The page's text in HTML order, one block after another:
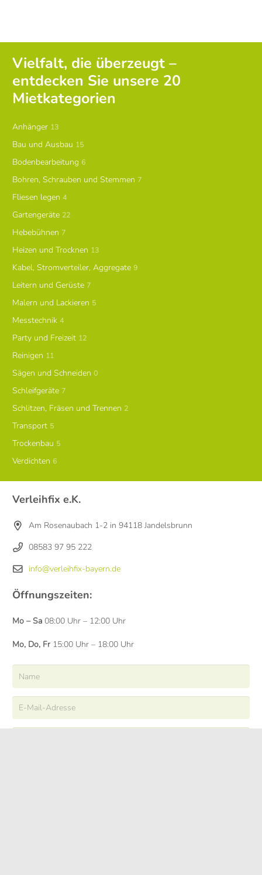
Vielfalt, die überzeugt –
entdecken Sie unsere 20
Mietkategorien
Anhänger 13
Bau und Ausbau 15
Bodenbearbeitung 6
Bohren, Schrauben und Stemmen 7
Fliesen legen 4
Gartengeräte 22
Hebebühnen 7
Heizen und Trocknen 13
Kabel, Stromverteiler, Aggregate 9
Leitern und Gerüste 7
Malern und Lackieren 5
Messtechnik 4
Party und Freizeit 12
Reinigen 11
Sägen und Schneiden 0
Schleifgeräte 7
Schlitzen, Fräsen und Trennen 2
Transport 5
Trockenbau 5
Verdichten 6
Verleihfix e.K.
Am Rosenaubach 1-2 in 94118 Jandelsbrunn
08583 97 95 222
info@verleihfix-bayern.de
Öffnungszeiten:
Mo – Sa 08:00 Uhr – 12:00 Uhr
Mo, Do, Fr 15:00 Uhr – 18:00 Uhr